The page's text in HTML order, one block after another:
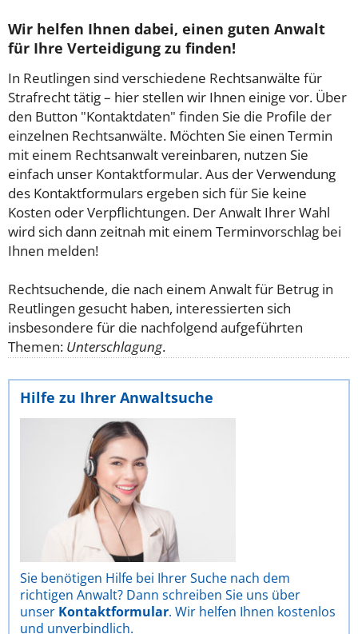
Wir helfen Ihnen dabei, einen guten Anwalt
für Ihre Verteidigung zu finden!
In Reutlingen sind verschiedene Rechtsanwälte für
Strafrecht tätig – hier stellen wir Ihnen einige vor. Über
den Button "Kontaktdaten" finden Sie die Profile der
einzelnen Rechtsanwälte. Möchten Sie einen Termin
mit einem Rechtsanwalt vereinbaren, nutzen Sie
einfach unser Kontaktformular. Aus der Verwendung
des Kontaktformulars ergeben sich für Sie keine
Kosten oder Verpflichtungen. Der Anwalt Ihrer Wahl
wird sich dann zeitnah mit einem Terminvorschlag bei
Ihnen melden!
Rechtsuchende, die nach einem Anwalt für Betrug in
Reutlingen gesucht haben, interessierten sich
insbesondere für die nachfolgend aufgeführten
Themen: Unterschlagung.
Hilfe zu Ihrer Anwaltsuche
Sie benötigen Hilfe bei Ihrer Suche nach dem
richtigen Anwalt? Dann schreiben Sie uns über
unser Kontaktformular. Wir helfen Ihnen kostenlos
und unverbindlich.